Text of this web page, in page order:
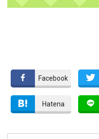
Facebook
Hatena